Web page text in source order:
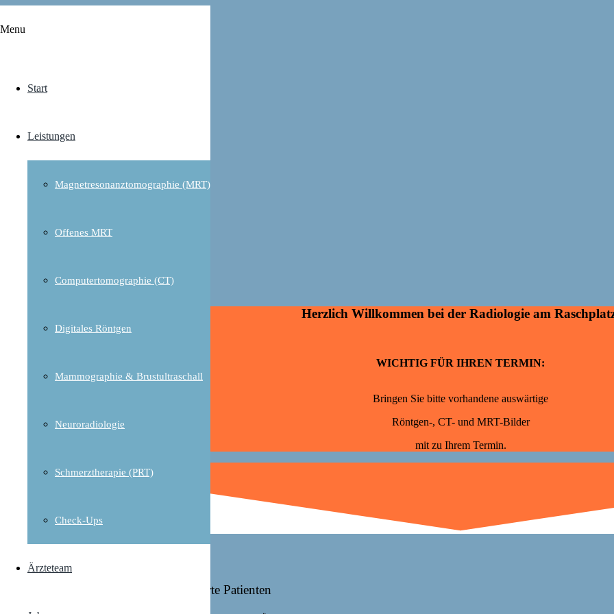
Menu
Start
Leistungen
Magnetresonanztomographie (MRT)
Offenes MRT
Computertomographie (CT)
Digitales Röntgen
Mammographie & Brustultraschall
Neuroradiologie
Schmerztherapie (PRT)
Check-Ups
Ärzteteam
Radiologie am Raschplatz
Terminanfrage
Herzlich Willkommen bei der Radiologie am
WICHTIG FÜR IHREN TERMIN:
Bringen Sie bitte vorhandene auswärtige
Röntgen-, CT- und MRT-Bilder
mit zu Ihrem Termin.
Sie sind privat versichert
Terminanfragen für gesetzlich versicherte Patienten